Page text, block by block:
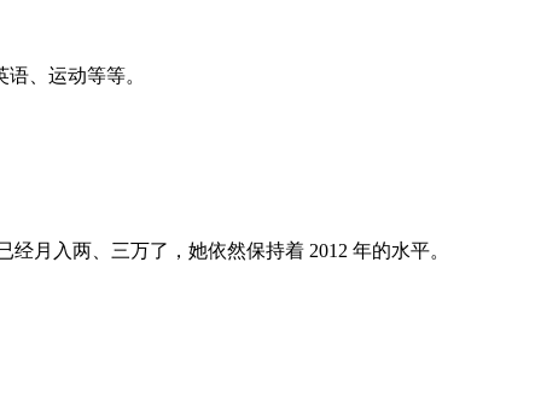
、运动等等。
月入两、三万了，她依然保持着 2012 年的水平。